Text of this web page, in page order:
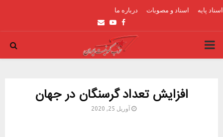
اسناد پایه اسناد و مصوبات درباره ما
Facebook
Youtube
Email
PRIMARY
افزایش تعداد گرسنگان در جهان
آوریل 25, 2020